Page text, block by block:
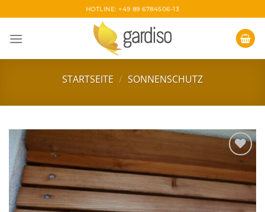
to
content
HOTLINE: +49 89 6784506-13
STARTSEITE / SONNENSCHUTZ
Zur
Wunschliste